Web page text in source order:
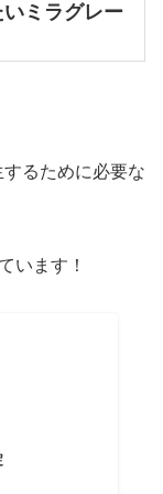
ミラグレー
るために必要な
います！